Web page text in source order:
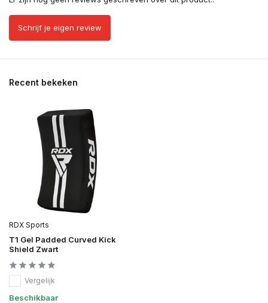
Schrijf je eigen review
Recent bekeken
RDX Sports
T1 Gel Padded Curved Kick
Shield Zwart
Vergelijk
Beschikbaar